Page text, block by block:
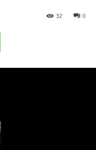
0
32